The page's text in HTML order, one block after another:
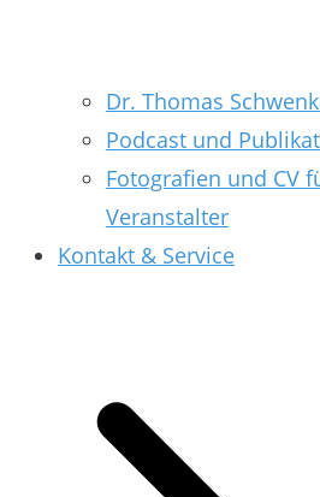
Dr. Thomas
Podcast und
Fotografien und CV
Veranstalter
Kontakt & Service